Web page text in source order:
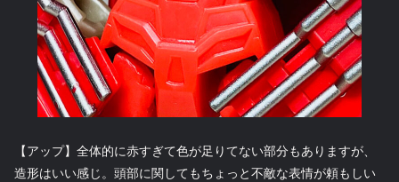
【アップ】全体的に赤すぎて色が足りてない部分もありますが、
造形はいい感じ。頭部に関してもちょっと不敵な表情が頼もしい